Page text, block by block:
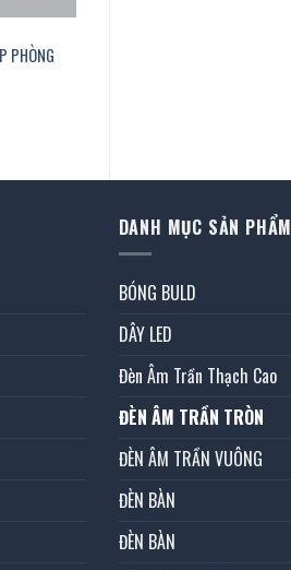
PHÒNG
DANH MỤC SẢN PHẨM
BÓNG BULD
DÂY LED
Đèn Âm Trần Thạch Cao
ĐÈN ÂM TRẦN TRÒN
ĐÈN ÂM TRẦN VUÔNG
ĐÈN BÀN
ĐÈN BÀN